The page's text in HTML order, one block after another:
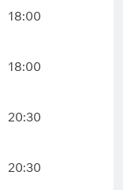
18:00
18:00
20:30
20:30